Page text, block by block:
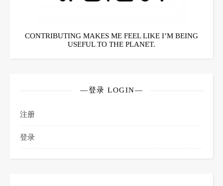
CONTRIBUTING MAKES ME FEEL LIKE I’M BEING
USEFUL TO THE PLANET.
—登录 LOGIN—
注册
登录